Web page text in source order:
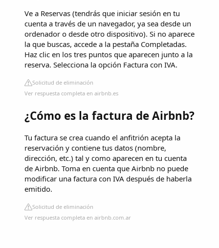
Ve a Reservas (tendrás que iniciar sesión en tu
cuenta a través de un navegador, ya sea desde un
ordenador o desde otro dispositivo). Si no aparece
la que buscas, accede a la pestaña Completadas.
Haz clic en los tres puntos que aparecen junto a la
reserva. Selecciona la opción Factura con IVA.
Solicitud de eliminación
Ver respuesta completa en airbnb.es
¿Cómo es la factura de Airbnb?
Tu factura se crea cuando el anfitrión acepta la
reservación y contiene tus datos (nombre,
dirección, etc.) tal y como aparecen en tu cuenta
de Airbnb. Toma en cuenta que Airbnb no puede
modificar una factura con IVA después de haberla
emitido.
Solicitud de eliminación
Ver respuesta completa en airbnb.com.ar